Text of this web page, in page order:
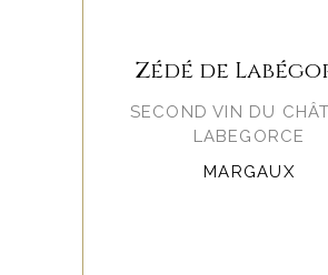
Zédé de
SECOND VIN DU
LABEGORCE
MARGAUX